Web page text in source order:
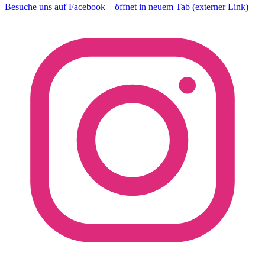
Besuche uns auf Facebook – öffnet in neuem Tab (externer Link)